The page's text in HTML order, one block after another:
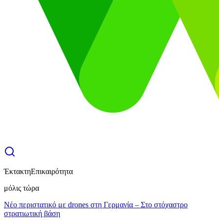
ΈκτακτηΕπικαιρότητα
μόλις τώρα
Νέο περιστατικό με drones στη Γερμανία – Στο στόχαστρο
στρατιωτική βάση